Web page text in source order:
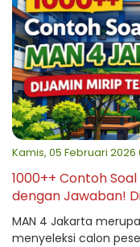
Kamis, 05 Februari 2026
1000++ Contoh
dengan Jawaban!
MAN 4 Jakarta
menyeleksi calon